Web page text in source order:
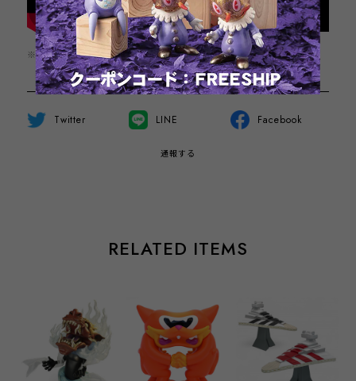
※この商品は1点までのご注文とさせていただきます。
Twitter LINE Facebook
通報する
RELATED ITEMS